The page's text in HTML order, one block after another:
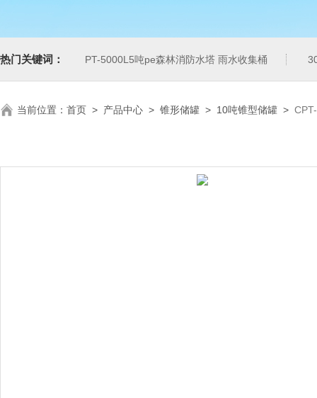
热门关键词： PT-5000L5吨pe森林消防水塔 雨水收集桶
当前位置： 首页 > 产品中心 > 锥形储罐 > 10吨锥型储罐 >